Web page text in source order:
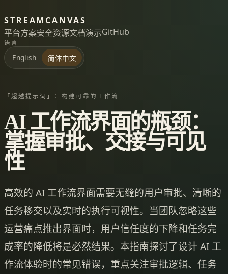
STREAMCANVAS
平台方案安全资源文档演示GitHub
语言
English 简体中文
「超越提示词」：构建可靠的工作流
AI 工作流界面的瓶颈：
掌握审批、交接与可见
性
高效的 AI 工作流界面需要无缝的用户审批、清晰的
任务移交以及实时的执行可视性。当团队忽略这些
运营痛点推出界面时，用户信任度的下降和任务完
成率的降低将是必然结果。本指南探讨了设计 AI 工
作流体验时的常见错误，重点关注审批逻辑、任务